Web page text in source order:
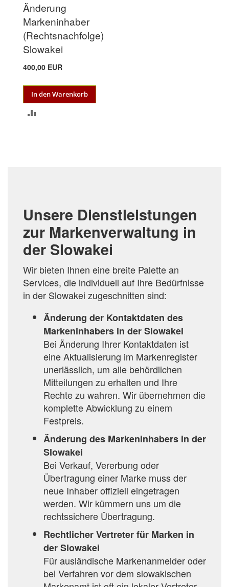
Änderung
Markeninhaber
(Rechtsnachfolge)
Slowakei
400,00 EUR
In den Warenkorb
Unsere Dienstleistungen
zur Markenverwaltung in
der Slowakei
Wir bieten Ihnen eine breite Palette an
Services, die individuell auf Ihre Bedürfnisse
in der Slowakei zugeschnitten sind:
Änderung der Kontaktdaten des
Markeninhabers in der Slowakei
Bei Änderung Ihrer Kontaktdaten ist
eine Aktualisierung im Markenregister
unerlässlich, um alle behördlichen
Mitteilungen zu erhalten und Ihre
Rechte zu wahren. Wir übernehmen die
komplette Abwicklung zu einem
Festpreis.
Änderung des Markeninhabers in der
Slowakei
Bei Verkauf, Vererbung oder
Übertragung einer Marke muss der
neue Inhaber offiziell eingetragen
werden. Wir kümmern uns um die
rechtssichere Übertragung.
Rechtlicher Vertreter für Marken in
der Slowakei
Für ausländische Markenanmelder oder
bei Verfahren vor dem slowakischen